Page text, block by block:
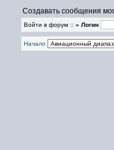
Создавать сообщения
Войти в форум :: » Логин
Начало